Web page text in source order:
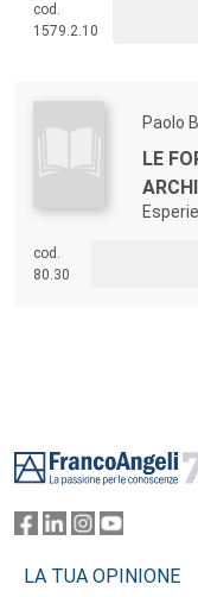
straordinario ciclo di
Padova dimostra
cod.
1579.2.10
Paolo
LE
cod.
80.30
LA TUA OPINIONE